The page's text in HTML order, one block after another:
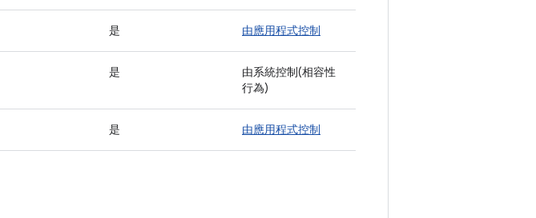
是 由應用程式控制
是
由系統控制(相容性
行為)
是 由應用程式控制